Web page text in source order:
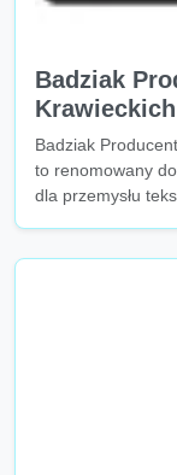
Badziak
Krawieckich
Badziak
to renomowany
dla przemysłu